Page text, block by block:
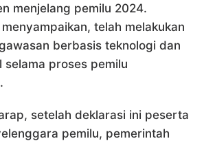
menjelang pemilu 2024.
telah melakukan
berbasis teknologi dan
selama proses pemilu
setelah deklarasi ini peserta
pemilu, pemerintah